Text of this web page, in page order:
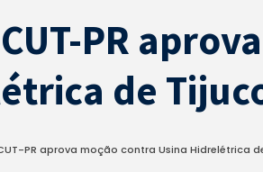
PR
de
PR aprova moção contra Usina Hidrelétrica